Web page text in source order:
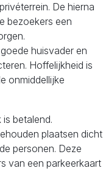
De hierna
bezoekers een
huisvader en
Hoffelijkheid is
onmiddellijke
betalend.
plaatsen dicht
personen. Deze
van een parkeerkaart